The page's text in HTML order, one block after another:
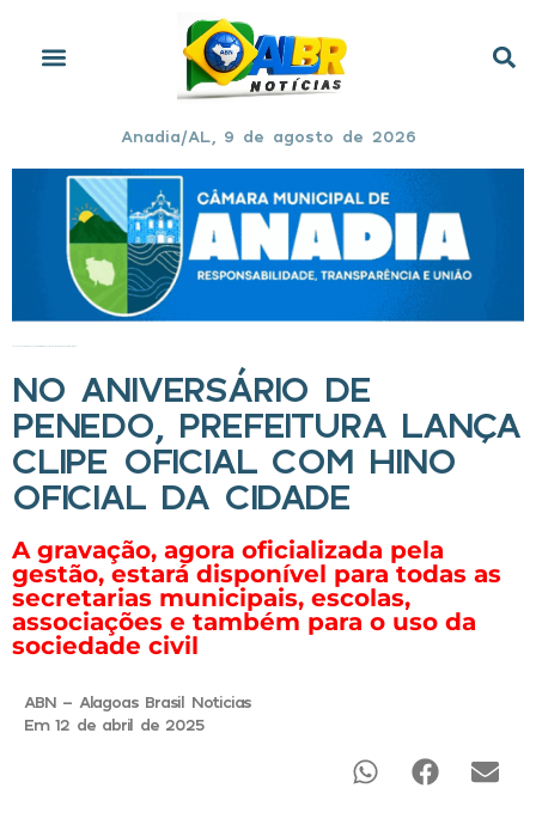
Anadia/AL, 9 de agosto de 2026
NO ANIVERSÁRIO DE
PENEDO, PREFEITURA LANÇA
CLIPE OFICIAL COM HINO
OFICIAL DA CIDADE
A gravação, agora oficializada pela
gestão, estará disponível para todas as
secretarias municipais, escolas,
associações e também para o uso da
sociedade civil
ABN - Alagoas Brasil Noticias
Em 12 de abril de 2025